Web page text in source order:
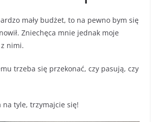
mały budżet, to na pewno bym się
Zniechęca mnie jednak moje
nimi.
trzeba się przekonać, czy pasują, czy
na tyle, trzymajcie się!